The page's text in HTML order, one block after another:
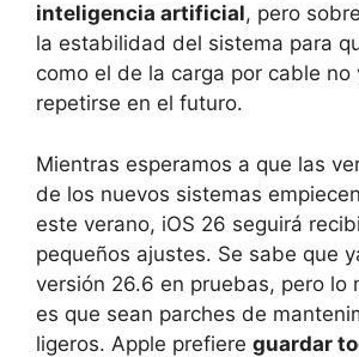
inteligencia artificial, pero
la estabilidad del sistema para
como el de la carga por cable no
repetirse en el futuro.
Mientras esperamos a que las
de los nuevos sistemas
este verano, iOS 26 seguirá
pequeños ajustes. Se sabe que
versión 26.6 en pruebas, pero lo
es que sean parches de
ligeros. Apple prefiere guardar